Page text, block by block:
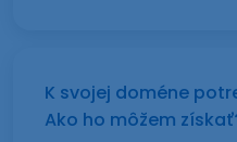
K svojej doméne
Ako ho môžem